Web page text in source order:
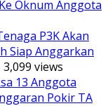
Oknum Anggota
P3K Akan
Siap Anggarkan
3,099 views
13 Anggota
Pokir TA